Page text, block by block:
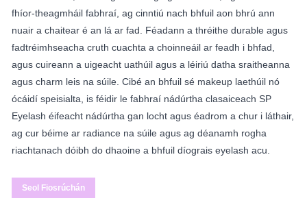
fhíor-theagmháil fabhraí, ag cinntiú nach bhfuil aon bhrú ann
nuair a chaitear é an lá ar fad. Féadann a thréithe durable agus
fadtréimhseacha cruth cuachta a choinneáil ar feadh i bhfad,
agus cuireann a uigeacht uathúil agus a léiriú datha sraitheanna
agus charm leis na súile. Cibé an bhfuil sé makeup laethúil nó
ócáidí speisialta, is féidir le fabhraí nádúrtha clasaiceach SP
Eyelash éifeacht nádúrtha gan locht agus éadrom a chur i láthair,
ag cur béime ar radiance na súile agus ag déanamh rogha
riachtanach dóibh do dhaoine a bhfuil díograis eyelash acu.
Seol Fiosrúchán